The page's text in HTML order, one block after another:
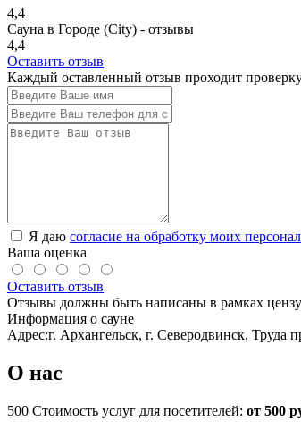
4,4
Сауна в Городе (City) - отзывы
4,4
Оставить отзыв
Каждый оставленный отзыв проходит
Я даю согласие на обработку моих
Ваша оценка
Оставить отзыв
Отзывы должны быть написаны в рамках
Информация о сауне
Адрес:г. Архангельск, г. Северодвинск, Труда
О нас
500 Стоимость услуг для посетителей: от 500